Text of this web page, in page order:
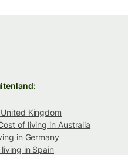
Kingdom
of living in Australia
in Germany
in Spain